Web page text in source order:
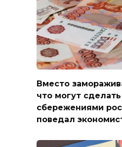
Вместо
что могут
сбережениями
поведал